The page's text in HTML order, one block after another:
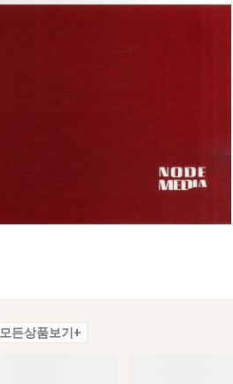
모든상품보기+